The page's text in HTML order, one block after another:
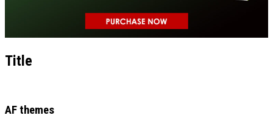
Title
AF themes